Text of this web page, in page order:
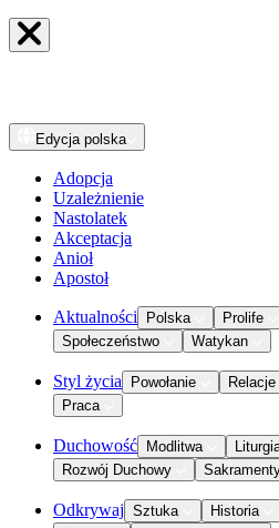
Edycja polska
Adopcja
Uzależnienie
Nastolatek
Akceptacja
Anioł
Apostoł
Aktualności Polska Prolife
Społeczeństwo
Watykan
Styl życia Powołanie Relacje
Praca
Duchowość Modlitwa
Rozwój Duchowy
Odkrywaj Sztuka Historia